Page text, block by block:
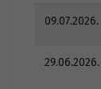
09.07.2026.
29.06.2026.